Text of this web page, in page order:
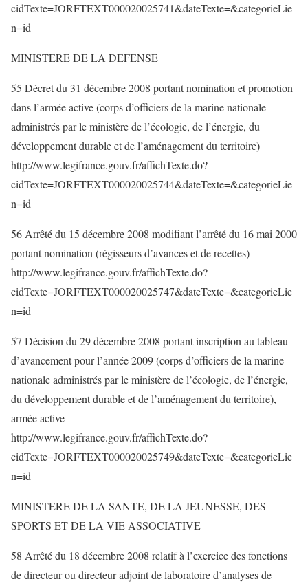
cidTexte=JORFTEXT000020025741&dateTexte=&categorieLie
n=id
MINISTERE DE LA DEFENSE
55 Décret du 31 décembre 2008 portant nomination et promotion
dans l’armée active (corps d’officiers de la marine nationale
administrés par le ministère de l’écologie, de l’énergie, du
développement durable et de l’aménagement du territoire)
http://www.legifrance.gouv.fr/affichTexte.do?
cidTexte=JORFTEXT000020025744&dateTexte=&categorieLie
n=id
56 Arrêté du 15 décembre 2008 modifiant l’arrêté du 16 mai 2000
portant nomination (régisseurs d’avances et de recettes)
http://www.legifrance.gouv.fr/affichTexte.do?
cidTexte=JORFTEXT000020025747&dateTexte=&categorieLie
n=id
57 Décision du 29 décembre 2008 portant inscription au tableau
d’avancement pour l’année 2009 (corps d’officiers de la marine
nationale administrés par le ministère de l’écologie, de l’énergie,
du développement durable et de l’aménagement du territoire),
armée active
http://www.legifrance.gouv.fr/affichTexte.do?
cidTexte=JORFTEXT000020025749&dateTexte=&categorieLie
n=id
MINISTERE DE LA SANTE, DE LA JEUNESSE, DES
SPORTS ET DE LA VIE ASSOCIATIVE
58 Arrêté du 18 décembre 2008 relatif à l’exercice des fonctions
de directeur ou directeur adjoint de laboratoire d’analyses de